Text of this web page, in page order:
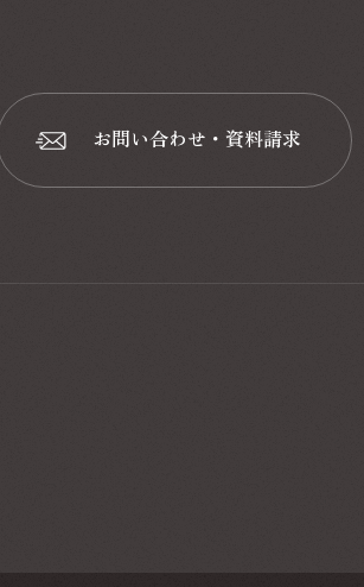
📩
お問い合わせ・資料請求